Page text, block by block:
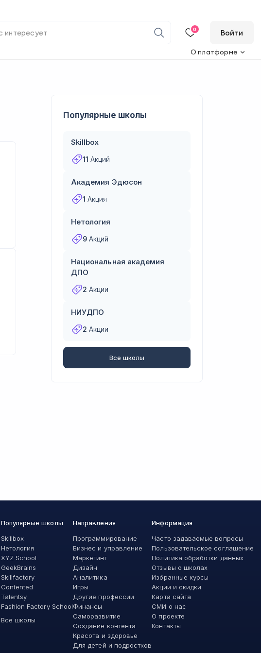
0 Войти
О платформе
Популярные школы
Skillbox
11 Акций
Академия Эдюсон
1 Акция
Нетология
9 Акций
Национальная академия
ДПО
2 Акции
НИУДПО
2 Акции
Все школы
Популярные школы
Все школы
Skillbox
Нетология
XYZ School
GeekBrains
Skillfactory
Contented
Talentsy
Fashion Factory School
Направления
Программирование
Бизнес и управление
Маркетинг
Дизайн
Аналитика
Игры
Другие профессии
Финансы
Саморазвитие
Создание контента
Красота и здоровье
Для детей и подростков
Информация
Часто задаваемые вопросы
Пользовательское соглашение
Политика обработки данных
Отзывы о школах
Избранные курсы
Акции и скидки
Карта сайта
СМИ о нас
О проекте
Контакты